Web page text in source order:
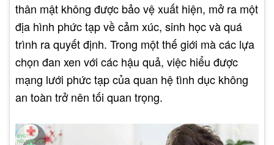
thân mật không được bảo vệ xuất hiện, mở ra một
địa hình phức tạp về cảm xúc, sinh học và quá
trình ra quyết định. Trong một thế giới mà các lựa
chọn đan xen với các hậu quả, việc hiểu được
mạng lưới phức tạp của quan hệ tình dục không
an toàn trở nên tối quan trọng.